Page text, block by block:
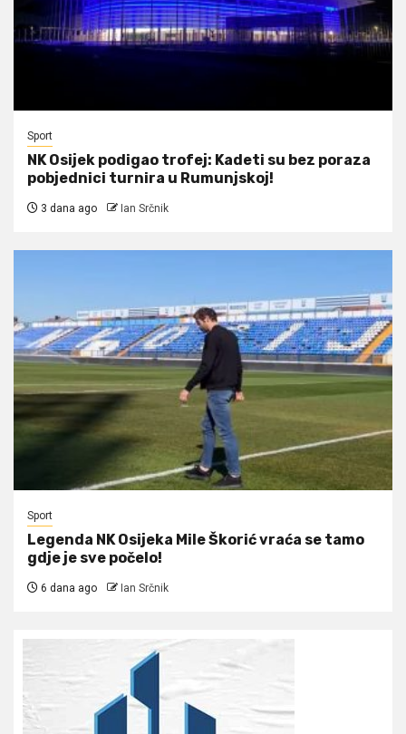
Sport
NK Osijek podigao trofej: Kadeti su bez poraza
pobjednici turnira u Rumunjskoj!
3 dana ago Ian Srčnik
Sport
Legenda NK Osijeka Mile Škorić vraća se tamo
gdje je sve počelo!
6 dana ago Ian Srčnik